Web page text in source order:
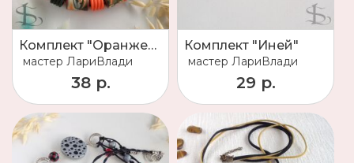
Комплект "Оранжево-зеленое бохо"
мастер ЛариВлади
38 р.
Комплект "Иней"
мастер ЛариВлади
29 р.